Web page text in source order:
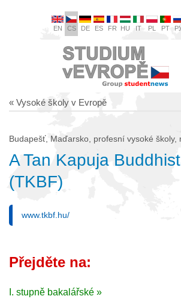
EN CS DE ES FR HU IT PL PT
« Vysoké školy v Evropě
Budapešť, Maďarsko, profesní vysoké školy,
A Tan Kapuja
(TKBF)
www.tkbf.hu/
Přejděte na:
I. stupně bakalářské »